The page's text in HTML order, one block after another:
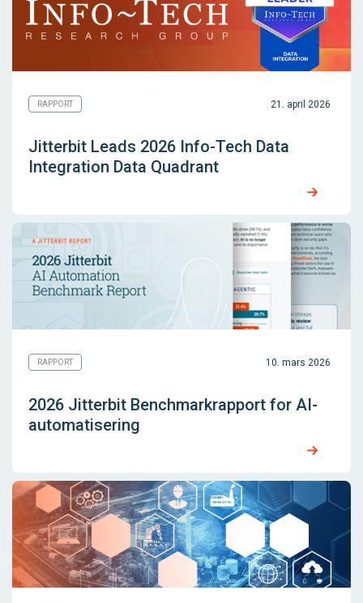
RAPPORT 21. april 2026
Jitterbit Leads 2026 Info-Tech Data
Integration Data Quadrant
RAPPORT 10. mars 2026
2026 Jitterbit Benchmarkrapport for AI-
automatisering